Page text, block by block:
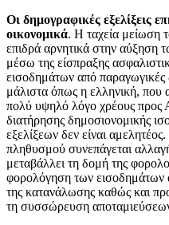
Οι δημογραφικές εξελίξεις
οικονομικά. Η ταχεία μείωση
επιδρά αρνητικά στην αύξηση
μέσω της είσπραξης
εισοδημάτων από παραγωγικές
μάλιστα όπως η ελληνική, που
πολύ υψηλό λόγο χρέους προς
διατήρησης δημοσιονομικής
εξελίξεων δεν είναι
πληθυσμού συνεπάγεται
μεταβάλλει τη δομή της
φορολόγηση των εισοδημάτων
της κατανάλωσης καθώς και
τη συσσώρευση